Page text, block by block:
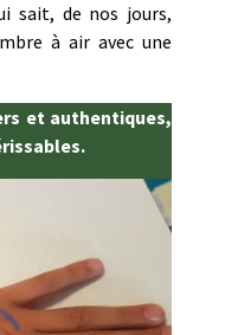
sait, de nos jours,
à air avec une
et authentiques,